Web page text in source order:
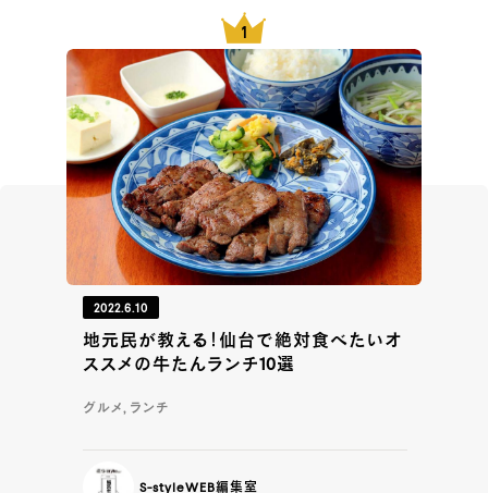
2022.6.10
地元民が教える！仙台で絶対食べたいオ
ススメの牛たんランチ10選
グルメ, ランチ
S-styleWEB編集室